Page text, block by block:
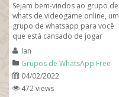
Sejam bem-vindos ao grupo de
whats de videogame online, um
grupo de whatsapp para você
que está cansado de jogar
sozinho e pegando trol nas
partidas. Vem...
Ian
Grupos de WhatsApp Free
Fire
04/02/2022
472 views